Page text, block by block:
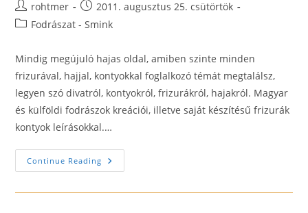
Post
author:
rohtmer
Post
published:
2011. augusztus 25. csütörtök
PostFodrászat - Smink
Mindig megújuló hajas oldal, amiben szinte minden
frizurával, hajjal, kontyokkal foglalkozó témát megtalálsz,
legyen szó divatról, kontyokról, frizurákról, hajakról. Magyar
és külföldi fodrászok kreációi, illetve saját készítésű frizurák
kontyok leírásokkal.…
Continue Reading Hajtővadászat,
Hajas